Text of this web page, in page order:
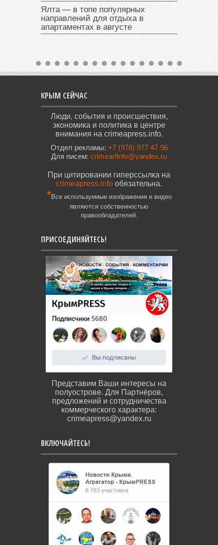
Ялта — в топе популярных
направлений для отдыха в
апартаментах в августе
КРЫМ СЕЙЧАС
Люди, события и происшествия,
экономика и политика в центре
внимания на crimeapress.info.
Отдел рекламы: +7 (978) 977 47 96
Для писем: crimearfinfo@yandex.ru
При цитировании гиперссылка на
crimeapress.info обязательна.
*Все используемые изображения и видео
являются собственностью
правообладателей.
ПРИСОЕДИНЯЙТЕСЬ!
Представим Ваши интересы на
полуострове. Для Партнёров,
предложений и сотрудничества
коммерческого характера:
crimeapress@yandex.ru
ВКЛЮЧАЙТЕСЬ!